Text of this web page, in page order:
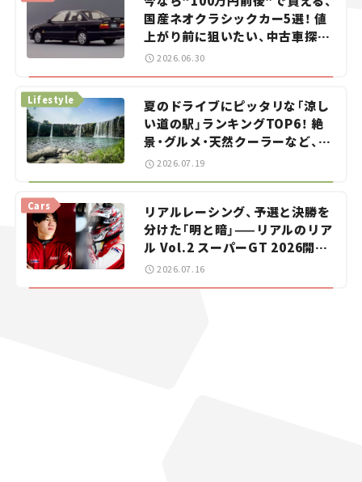
国産ネオクラシックカー5選！ 値
上がり前に狙いたい、中古車探し
をお手伝い――ちょっとイケてるマ
2026.06.30
夏のドライブにピッタリな「涼し
い道の駅」ランキングTOP6！ 絶
景・グルメ・天然クーラーなど、避
暑におすすめのスポットを紹介
【道の駅マニアの推し駅ガイド】
Lifestyle
2026.07.19
リアルレーシング、予選と決勝を
分けた「明と暗」——リアルのリア
ル Vol.2 スーパーGT 2026開幕
戦 岡山国際サーキット
Cars
2026.07.16